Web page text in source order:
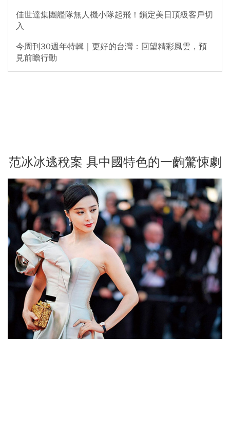
佳世達集團艦隊無人機小隊起飛！鎖定美日頂級客戶切
入
今周刊30週年特輯｜更好的台灣：回望精彩風雲，預
見前瞻行動
范冰冰逃稅案 具中國特色的一齣驚悚劇